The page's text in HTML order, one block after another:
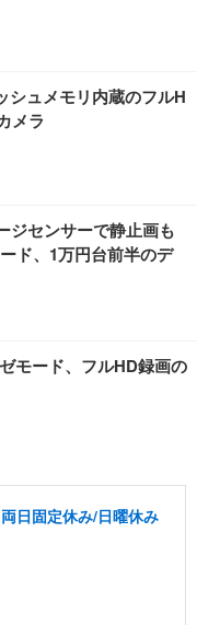
シュメモリ内蔵のフルH
メラ
ジセンサーで静止画も
ド、1万円台前半のデ
モード、フルHD録画の
日固定休み/日曜休み